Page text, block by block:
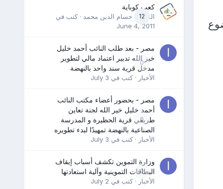
12
كعب كوباية
المدرب حسام الدين محمد · كتب في
June 4, 2011
0
مصر - بعد طلب النائب أحمد خليل
خير الله تدبير اعتماد مالي لتطوير
مدخل قرية سند واحد بالنهضة
الأخبار · كتب في July 3
0
مصر - بحضور أعضاء مكتب النائب
أحمد خليل خير الله لجنة تعاين
طريقي قرية الحظيرة و المدرسة
الصناعية بالنهضة تمهيدًا لبدء تطويره
الأخبار · كتب في July 3
0
وزارة التموين تكشف أسباب إيقاف
البطاقات التموينية وآلية استعادتها
الأخبار · كتب في July 2